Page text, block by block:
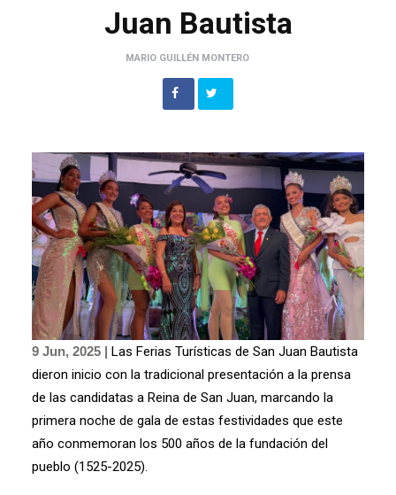
Juan Bautista
MARIO GUILLÉN MONTERO
9 Jun, 2025 | Las Ferias Turísticas de San Juan Bautista
dieron inicio con la tradicional presentación a la prensa
de las candidatas a Reina de San Juan, marcando la
primera noche de gala de estas festividades que este
año conmemoran los 500 años de la fundación del
pueblo (1525-2025).